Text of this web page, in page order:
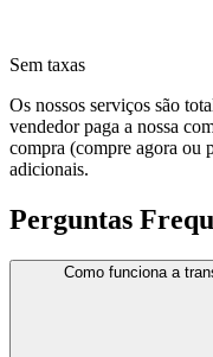
Sem taxas
Os nossos serviços são
vendedor paga a nossa
compra (compre agora ou
adicionais.
Perguntas
Como funciona a